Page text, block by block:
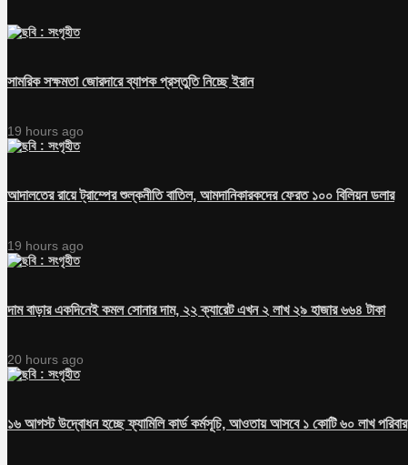
সামরিক সক্ষমতা জোরদারে ব্যাপক প্রস্তুতি নিচ্ছে ইরান
19 hours ago
আদালতের রায়ে ট্রাম্পের শুল্কনীতি বাতিল, আমদানিকারকদের ফেরত ১০০ বিলিয়ন ডলার
19 hours ago
দাম বাড়ার একদিনেই কমল সোনার দাম, ২২ ক্যারেট এখন ২ লাখ ২৯ হাজার ৬৬৪ টাকা
20 hours ago
১৬ আগস্ট উদ্বোধন হচ্ছে ফ্যামিলি কার্ড কর্মসূচি, আওতায় আসবে ১ কোটি ৬০ লাখ পরিবার